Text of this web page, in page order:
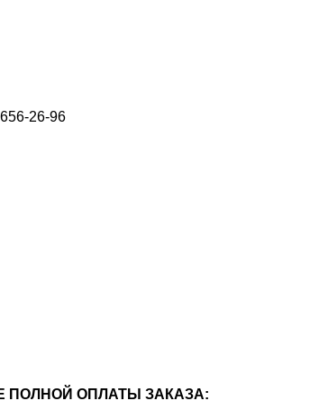
26-96
ПОЛНОЙ ОПЛАТЫ ЗАКАЗА: